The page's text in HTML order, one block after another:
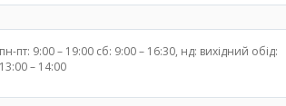
пн-пт: 9:00 – 19:00 сб: 9:00 – 16:30, нд: вихідний обід:
13:00 – 14:00